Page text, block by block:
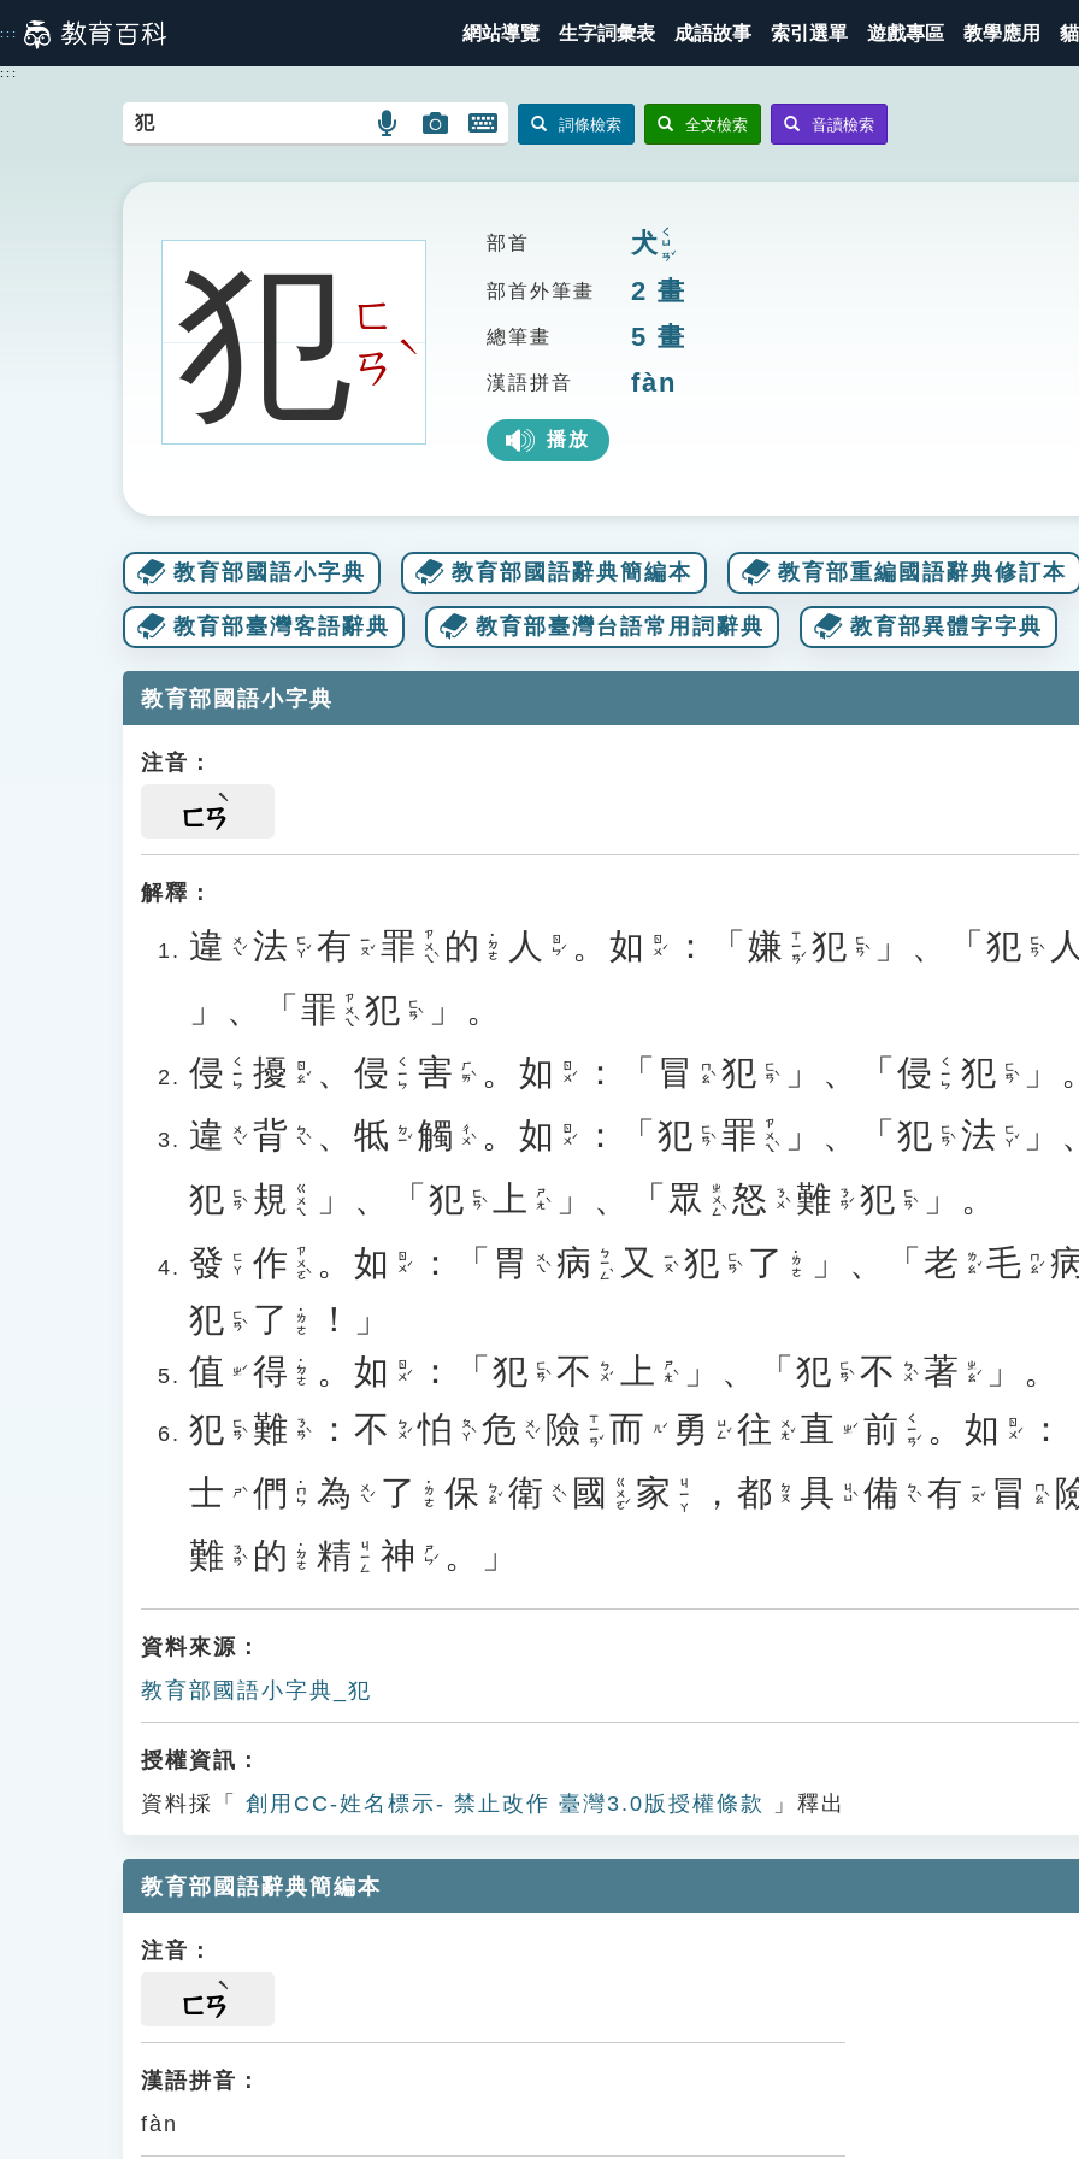
到
主
::: 網站導覽 生字詞彙表 成語故事 索引選單 遊戲專區 教學應用
:::
語
搜
圖
圖
搜
開
鍵
圖
詞條檢索 全文檢索 音讀檢索
犯ㄈ
ㄢ
ˋ
部首 犬ㄑㄩㄢˇ
部首外筆畫 2 畫
總筆畫 5 畫
漢語拼音 fàn
播放
教育部國語小字典 教育部國語辭典簡編本 教育部重編國語辭典修訂本
教育部臺灣客語辭典 教育部臺灣台語常用詞辭典 教育部異體字字典
教育部國語小字典
注音：
ㄈㄢ
解釋：
違 ㄨㄟˊ 法 ㄈㄚˇ 有 ㄧㄡˇ 罪 ㄗㄨㄟˋ 的 ˙ㄉㄜ 人 ㄖㄣˊ 。 如 ㄖㄨˊ ：「 嫌 ㄒㄧㄢˊ 犯 ㄈㄢˋ 」、「犯 ㄈㄢˋ
」、「 罪 ㄗㄨㄟˋ 犯 ㄈㄢˋ
」。
侵 ㄑㄧㄣ 擾 ㄖㄠˇ 、 侵 ㄑㄧㄣ 害 ㄏㄞˋ 。 如 ㄖㄨˊ ：「 冒 ㄇㄠˋ 犯 ㄈㄢˋ 」、「 侵 ㄑㄧㄣ 犯 ㄈㄢˋ
」
違 ㄨㄟˊ 背 ㄅㄟˋ 、 牴 ㄉㄧˇ 觸 ㄔㄨˋ 。 如 ㄖㄨˊ ：「 犯 ㄈㄢˋ 罪 ㄗㄨㄟˋ 」、「 犯 ㄈㄢˋ 法 ㄈㄚˇ
」
犯 ㄈㄢˋ 規 ㄍㄨㄟ 」、「 犯 ㄈㄢˋ 上 ㄕㄤˋ 」、「 眾 ㄓㄨㄥˋ 怒 ㄋㄨˋ 難 ㄋㄢˊ 犯 ㄈㄢˋ
」。
發 ㄈㄚ 作 ㄗㄨㄛˋ 。 如 ㄖㄨˊ ：「 胃 ㄨㄟˋ 病 ㄅㄧㄥˋ 又 ㄧㄡˋ 犯 ㄈㄢˋ 了 ˙ㄌㄜ 」、「 老 ㄌㄠˇ 毛 ㄇㄠˊ
犯 ㄈㄢˋ 了 ˙ㄌㄜ
！」
值
ㄓˊ 得 ˙ㄉㄜ 。 如 ㄖㄨˊ ：「 犯 ㄈㄢˋ 不 ㄅㄨˊ 上 ㄕㄤˋ 」、「 犯 ㄈㄢˋ 不 ㄅㄨˋ 著 ㄓㄠˊ
」。
犯 ㄈㄢˋ 難 ㄋㄢˋ ： 不 ㄅㄨˊ 怕 ㄆㄚˋ 危 ㄨㄟˊ 險 ㄒㄧㄢˇ 而 ㄦˊ 勇 ㄩㄥˇ 往 ㄨㄤˇ 直 ㄓˊ 前 ㄑㄧㄢˊ 。如 ㄖㄨˊ
士
ㄕˋ 們 ˙ㄇㄣ 為 ㄨㄟˊ 了 ˙ㄌㄜ 保 ㄅㄠˇ 衛 ㄨㄟˋ 國 ㄍㄨㄛˊ 家 ㄐㄧㄚ ， 都 ㄉㄡ 具 ㄐㄩˋ 備 ㄅㄟˋ 有 ㄧㄡˇ 冒 ㄇㄠˋ
難 ㄋㄢˋ 的 ˙ㄉㄜ 精 ㄐㄧㄥ 神 ㄕㄣˊ 。」
資料來源：
教育部國語小字典_犯
授權資訊：
資料採「
創用CC-姓名標示- 禁止改作 臺灣3.0版授權條款 」釋出
教育部國語辭典簡編本
注音：
ㄈㄢ
漢語拼音：
fàn